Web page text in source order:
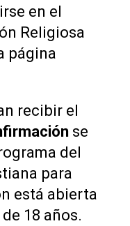
en el
Religiosa
página
recibir el
se
del
para
está abierta
18 años.